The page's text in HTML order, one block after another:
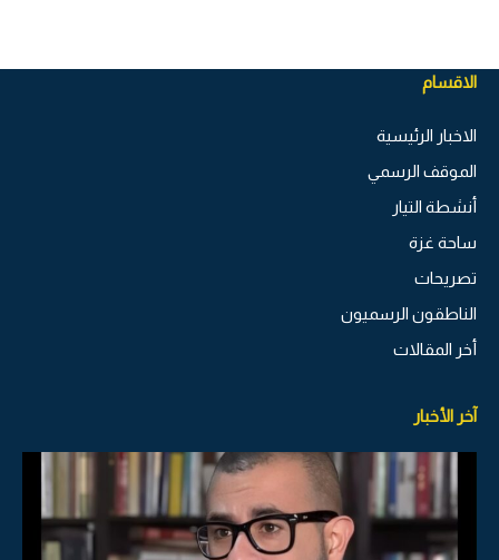
الاقسام
الاخبار الرئيسية
الموقف الرسمي
أنشطة التيار
ساحة غزة
تصريحات
الناطقون الرسميون
أخر المقالات
آخر الأخبار